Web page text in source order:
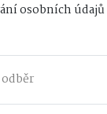
osobních údajů